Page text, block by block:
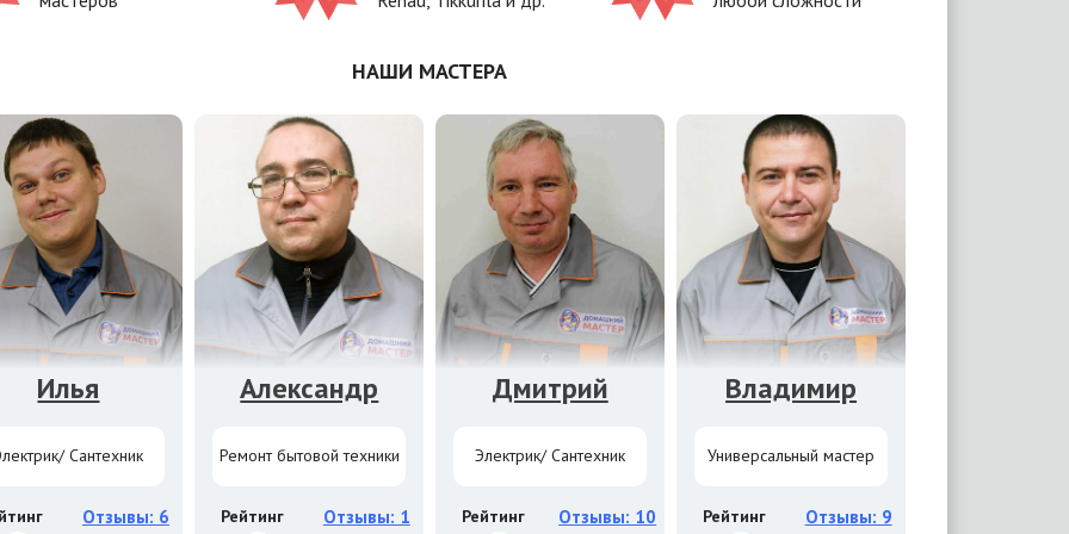
НАШИ МАСТЕРА
Илья
Сантехник
Отзывы: 6
Александр
Ремонт бытовой техники
Рейтинг
Отзывы: 1
Дмитрий
Электрик/ Сантехник
Рейтинг
Отзывы: 10
Владимир
Универсальный мастер
Рейтинг
Отзывы: 9